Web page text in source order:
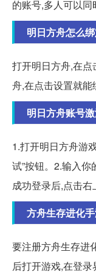
的账号,多人可以同
明日方舟怎么
打开明日方舟,在
舟,在点击设置就
明日方舟账号
1.打开明日方舟游
试”按钮。2.输入你
成功登录后,点击右
方舟生存进化
要注册方舟生存进
后打开游戏,在登录